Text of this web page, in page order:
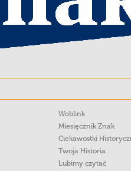
Woblink
Miesięcznik Znak
Ciekawostki
Twoja Historia
Lubimy czytać